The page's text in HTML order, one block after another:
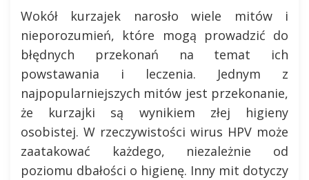
Wokół kurzajek narosło wiele mitów i
nieporozumień, które mogą prowadzić do
błędnych przekonań na temat ich
powstawania i leczenia. Jednym z
najpopularniejszych mitów jest przekonanie,
że kurzajki są wynikiem złej higieny
osobistej. W rzeczywistości wirus HPV może
zaatakować każdego, niezależnie od
poziomu dbałości o higienę. Inny mit dotyczy